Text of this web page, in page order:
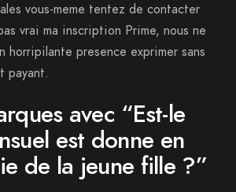
vous-meme tentez de contacter
vrai ma inscription Prime, nous ne
horripilante presence exprimer sans
payant.
avec “Est-le
est donne en
de la jeune fille ?”